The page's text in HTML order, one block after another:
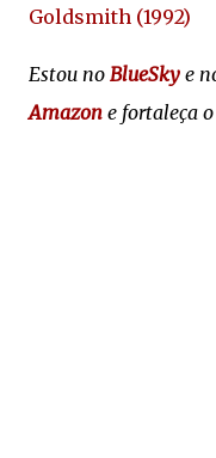
Goldsmith (1992)
Estou no BlueSky e
Amazon e fortaleça